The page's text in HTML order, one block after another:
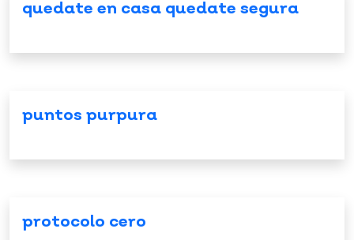
quedate en casa quedate segura
puntos purpura
protocolo cero